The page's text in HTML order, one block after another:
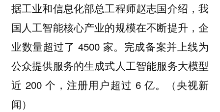
据工业和信息化部总工程师赵志国介绍，我
国人工智能核心产业的规模在不断提升，企
业数量超过了 4500 家。完成备案并上线为
公众提供服务的生成式人工智能服务大模型
近 200 个，注册用户超过 6 亿。（央视新
闻）